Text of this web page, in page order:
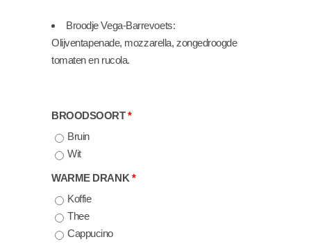
Broodje Vega-Barrevoets:
Olijventapenade, mozzarella, zongedroogde
tomaten en rucola.
BROODSOORT
Bruin
Wit
WARME DRANK
Koffie
Thee
Cappucino